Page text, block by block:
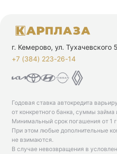
г. Кемерово, ул. Тухачевского
+7 (384) 223-26-14‬
Годовая ставка автокредита
от конкретного банка, суммы
Минимальный срок погашения от 1
При этом любые дополнительные
не взимаются.
В случае невозвращения в